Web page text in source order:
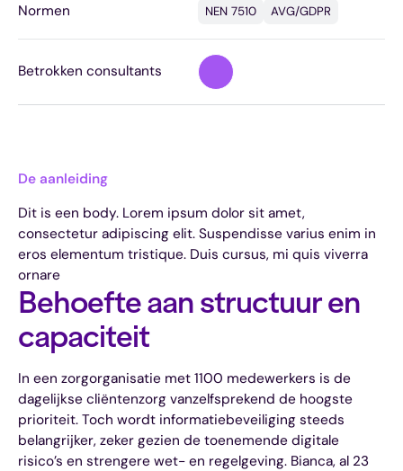
Normen NEN 7510 AVG/GDPR
Betrokken consultants
De aanleiding
Dit is een body. Lorem ipsum dolor sit amet,
consectetur adipiscing elit. Suspendisse varius enim in
eros elementum tristique. Duis cursus, mi quis viverra
ornare
Behoefte aan structuur en
capaciteit
In een zorgorganisatie met 1100 medewerkers is de
dagelijkse cliëntenzorg vanzelfsprekend de hoogste
prioriteit. Toch wordt informatiebeveiliging steeds
belangrijker, zeker gezien de toenemende digitale
risico’s en strengere wet- en regelgeving. Bianca, al 23